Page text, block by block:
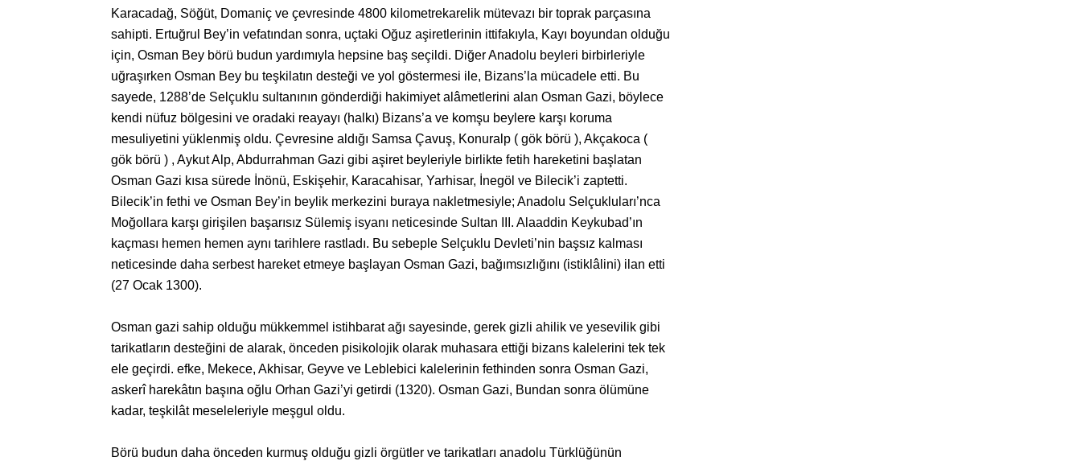
Karacadağ, Söğüt, Domaniç ve çevresinde 4800 kilometrekarelik mütevazı bir toprak parçasına
sahipti. Ertuğrul Bey’in vefatından sonra, uçtaki Oğuz aşiretlerinin ittifakıyla, Kayı boyundan olduğu
için, Osman Bey börü budun yardımıyla hepsine baş seçildi. Diğer Anadolu beyleri birbirleriyle
uğraşırken Osman Bey bu teşkilatın desteği ve yol göstermesi ile, Bizans’la mücadele etti. Bu
sayede, 1288’de Selçuklu sultanının gönderdiği hakimiyet alâmetlerini alan Osman Gazi, böylece
kendi nüfuz bölgesini ve oradaki reayayı (halkı) Bizans’a ve komşu beylere karşı koruma
mesuliyetini yüklenmiş oldu. Çevresine aldığı Samsa Çavuş, Konuralp ( gök börü ), Akçakoca (
gök börü ) , Aykut Alp, Abdurrahman Gazi gibi aşiret beyleriyle birlikte fetih hareketini başlatan
Osman Gazi kısa sürede İnönü, Eskişehir, Karacahisar, Yarhisar, İnegöl ve Bilecik’i zaptetti.
Bilecik’in fethi ve Osman Bey’in beylik merkezini buraya nakletmesiyle; Anadolu Selçukluları’nca
Moğollara karşı girişilen başarısız Sülemiş isyanı neticesinde Sultan III. Alaaddin Keykubad’ın
kaçması hemen hemen aynı tarihlere rastladı. Bu sebeple Selçuklu Devleti’nin başsız kalması
neticesinde daha serbest hareket etmeye başlayan Osman Gazi, bağımsızlığını (istiklâlini) ilan etti
(27 Ocak 1300).
Osman gazi sahip olduğu mükkemmel istihbarat ağı sayesinde, gerek gizli ahilik ve yesevilik gibi
tarikatların desteğini de alarak, önceden pisikolojik olarak muhasara ettiği bizans kalelerini tek tek
ele geçirdi. efke, Mekece, Akhisar, Geyve ve Leblebici kalelerinin fethinden sonra Osman Gazi,
askerî harekâtın başına oğlu Orhan Gazi’yi getirdi (1320). Osman Gazi, Bundan sonra ölümüne
kadar, teşkilât meseleleriyle meşgul oldu.
Börü budun daha önceden kurmuş olduğu gizli örgütler ve tarikatları anadolu Türklüğünün